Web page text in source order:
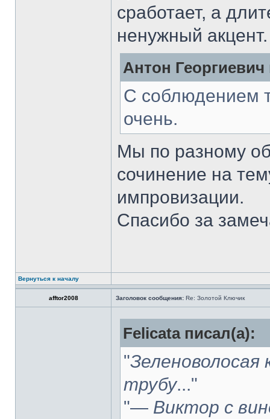
сработает, а
ненужный акцент.
Антон Георгиевич
С соблюдением
очень.
Мы по разному
сочинение на
импровизации.
Спасибо за
Вернуться к началу
afftor2008 Заголовок сообщения: Re: Золотой Ключик
Felicata писал(а):
"Зеленоволосая
трубу..."
"— Виктор с